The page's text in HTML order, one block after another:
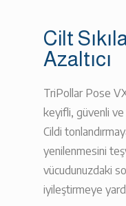
Cilt
Azaltıcı
TriPollar Pose
keyifli, güvenli ve
Cildi
yenilenmesini
vücudunuzdaki
iyileştirmeye